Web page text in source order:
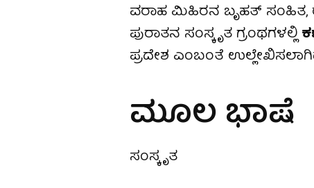
ವರಾಹ ಮಿಹಿರನ ಬೃಹತ್ ಸಂಹಿತ,
ಪುರಾತನ ಸಂಸ್ಕೃತ ಗ್ರಂಥಗಳಲ್ಲಿ
ಪ್ರದೇಶ ಎಂಬಂತೆ
ಮೂಲ ಭಾಷೆ
ಸಂಸ್ಕೃತ